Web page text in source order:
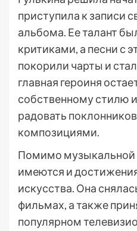
приступила к записи
альбома. Ее талант
критиками, а песни с
покорили чарты и
главная героиня
собственному стилю
радовать
композициями.
Помимо музыкальной
имеются и
искусства. Она
фильмах, а также
популярном